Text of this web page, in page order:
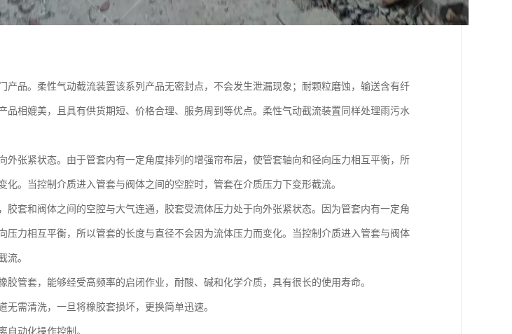
产品。柔性气动截流装置该系列产品无密封点，不会发生泄漏现象；耐颗粒磨蚀，输送含有纤
品相媲美，且具有供货期短、价格合理、服务周到等优点。柔性气动截流装置同样处理雨污水
外张紧状态。由于管套内有一定角度排列的增强帘布层，使管套轴向和径向压力相互平衡，所
化。当控制介质进入管套与阀体之间的空腔时，管套在介质压力下变形截流。
胶套和阀体之间的空腔与大气连通，胶套受流体压力处于向外张紧状态。因为管套内有一定角
压力相互平衡，所以管套的长度与直径不会因为流体压力而变化。当控制介质进入管套与阀体
流。
胶管套，能够经受高频率的启闭作业，耐酸、碱和化学介质，具有很长的使用寿命。
需清洗，一旦将橡胶套损坏，更换简单迅速。
自动化操作控制。